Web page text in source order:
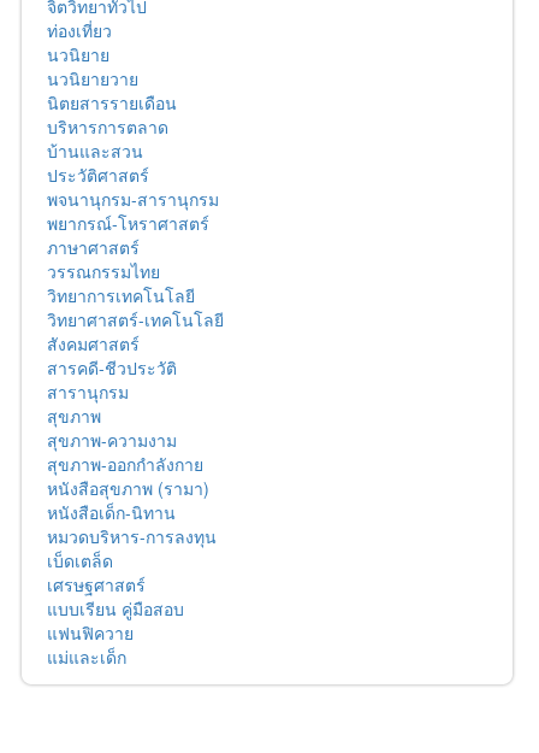
จิตวิทยาทั่วไป
ท่องเที่ยว
นวนิยาย
นวนิยายวาย
นิตยสารรายเดือน
บริหารการตลาด
บ้านและสวน
ประวัติศาสตร์
พจนานุกรม-สารานุกรม
พยากรณ์-โหราศาสตร์
ภาษาศาสตร์
วรรณกรรมไทย
วิทยาการเทคโนโลยี
วิทยาศาสตร์-เทคโนโลยี
สังคมศาสตร์
สารคดี-ชีวประวัติ
สารานุกรม
สุขภาพ
สุขภาพ-ความงาม
สุขภาพ-ออกกำลังกาย
หนังสือสุขภาพ (รามา)
หนังสือเด็ก-นิทาน
หมวดบริหาร-การลงทุน
เบ็ดเตล็ด
เศรษฐศาสตร์
แบบเรียน คู่มือสอบ
แฟนฟิควาย
แม่และเด็ก